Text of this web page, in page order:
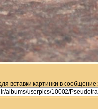
вставки картинки в сообщение: